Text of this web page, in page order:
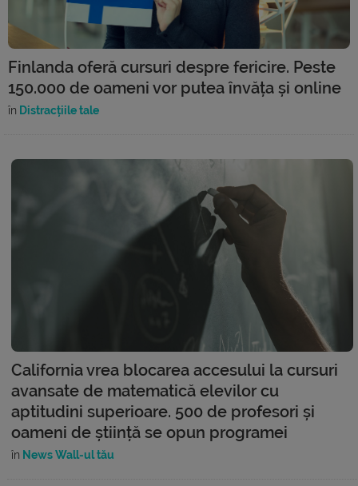
Finlanda oferă cursuri despre fericire. Peste
150.000 de oameni vor putea învăța și online
în Distracțiile tale
California vrea blocarea accesului la cursuri
avansate de matematică elevilor cu
aptitudini superioare. 500 de profesori și
oameni de știință se opun programei
în News Wall-ul tău